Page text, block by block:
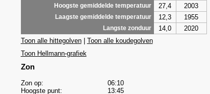
Hoogste gemiddelde temperatuur 27,4 2003
Laagste gemiddelde temperatuur 12,3 1955
Langste zonduur 14,0
2020
Toon alle hittegolven| Toon alle koudegolven
Toon Hellmann-grafiek
Zon
Zon op:
06:10
Hoogste punt:
13:45